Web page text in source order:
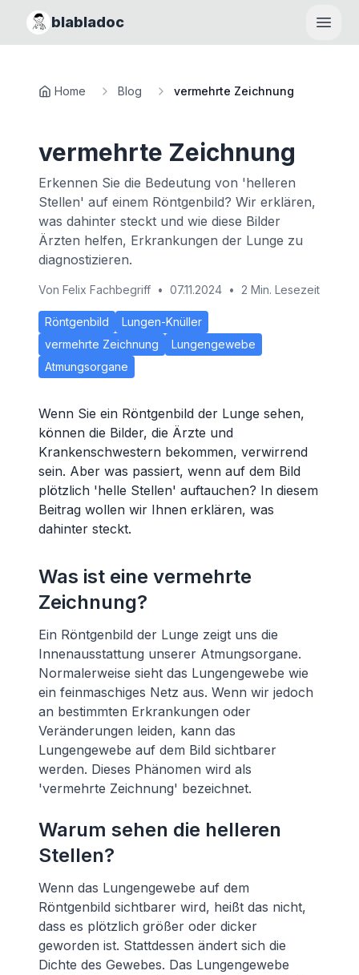
blabladoc
Home Blog vermehrte Zeichnung
vermehrte Zeichnung
Erkennen Sie die Bedeutung von 'helleren
Stellen' auf einem Röntgenbild? Wir erklären,
was dahinter steckt und wie diese Bilder
Ärzten helfen, Erkrankungen der Lunge zu
diagnostizieren.
Von Felix Fachbegriff • 07.11.2024 • 2 Min. Lesezeit
Röntgenbild
Lungen-Knüller
vermehrte Zeichnung
Lungengewebe
Atmungsorgane
Wenn Sie ein Röntgenbild der Lunge sehen,
können die Bilder, die Ärzte und
Krankenschwestern bekommen, verwirrend
sein. Aber was passiert, wenn auf dem Bild
plötzlich 'helle Stellen' auftauchen? In diesem
Beitrag wollen wir Ihnen erklären, was
dahinter steckt.
Was ist eine vermehrte
Zeichnung?
Ein Röntgenbild der Lunge zeigt uns die
Innenausstattung unserer Atmungsorgane.
Normalerweise sieht das Lungengewebe wie
ein feinmaschiges Netz aus. Wenn wir jedoch
an bestimmten Erkrankungen oder
Veränderungen leiden, kann das
Lungengewebe auf dem Bild sichtbarer
werden. Dieses Phänomen wird als
'vermehrte Zeichnung' bezeichnet.
Warum sehen die helleren
Stellen?
Wenn das Lungengewebe auf dem
Röntgenbild sichtbarer wird, heißt das nicht,
dass es plötzlich größer oder dicker
geworden ist. Stattdessen ändert sich die
Dichte des Gewebes. Das Lungengewebe